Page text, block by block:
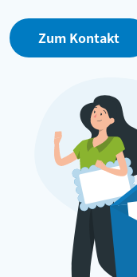
Zum Kontakt